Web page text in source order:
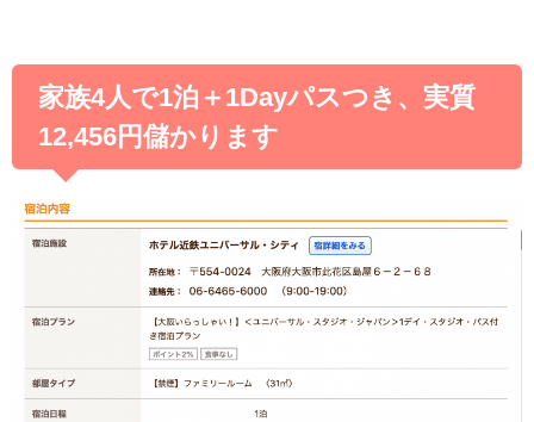
家族4人で1泊＋1Dayパスつき、実質
12,456円儲かります